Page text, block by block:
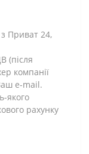
Приват 24,
(після
компанії
e-mail.
якого
рахунку